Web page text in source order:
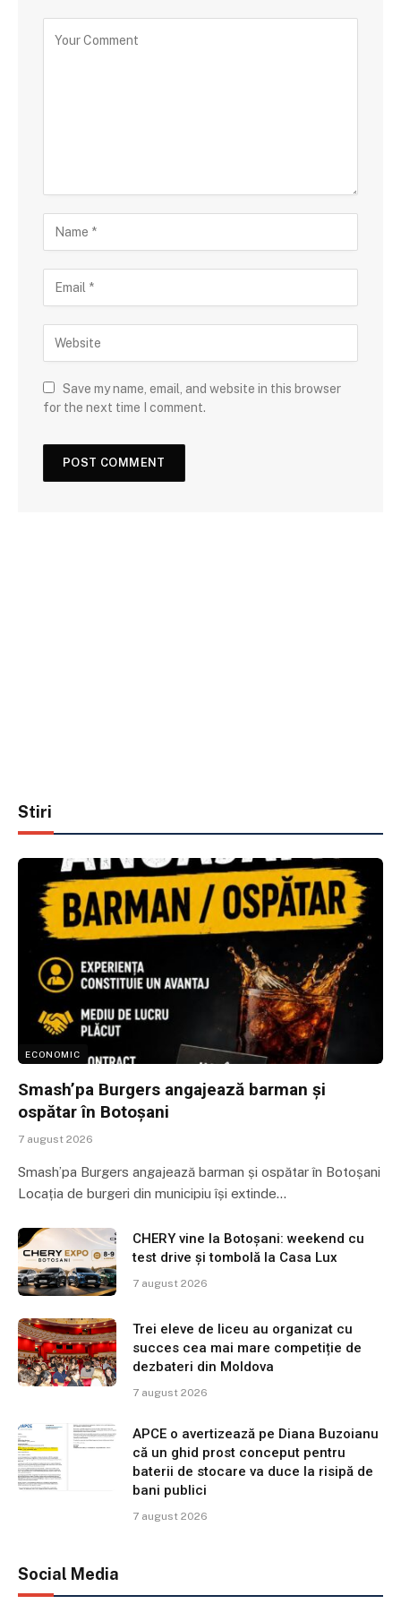
Save my name, email, and website in this browser
for the next time I comment.
Stiri
ECONOMIC
Smash’pa Burgers angajează barman și
ospătar în Botoșani
7 august 2026
Smash’pa Burgers angajează barman și ospătar în Botoșani
Locația de burgeri din municipiu își extinde…
CHERY vine la Botoșani: weekend cu
test drive și tombolă la Casa Lux
7 august 2026
Trei eleve de liceu au organizat cu
succes cea mai mare competiție de
dezbateri din Moldova
7 august 2026
APCE o avertizează pe Diana Buzoianu
că un ghid prost conceput pentru
baterii de stocare va duce la risipă de
bani publici
7 august 2026
Social Media